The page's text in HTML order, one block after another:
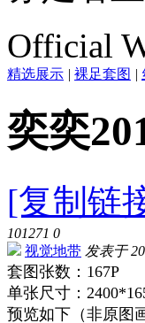
Official
精选展示 | 裸足套图 |
奕奕
[复制链
101271 0
视觉地带 发表于
套图张数：167P
单张尺寸：
预览如下（非原图